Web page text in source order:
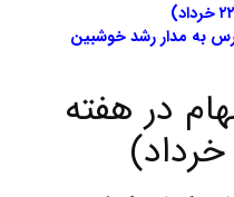
به مدار رشد خوشبین
در هفته